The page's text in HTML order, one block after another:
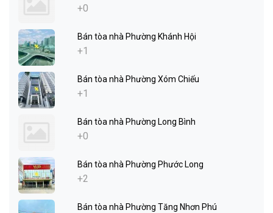
+0
Bán tòa nhà Phường Khánh Hội
+1
Bán tòa nhà Phường Xóm Chiếu
+1
Bán tòa nhà Phường Long Bình
+0
Bán tòa nhà Phường Phước Long
+2
Bán tòa nhà Phường Tăng Nhơn Phú